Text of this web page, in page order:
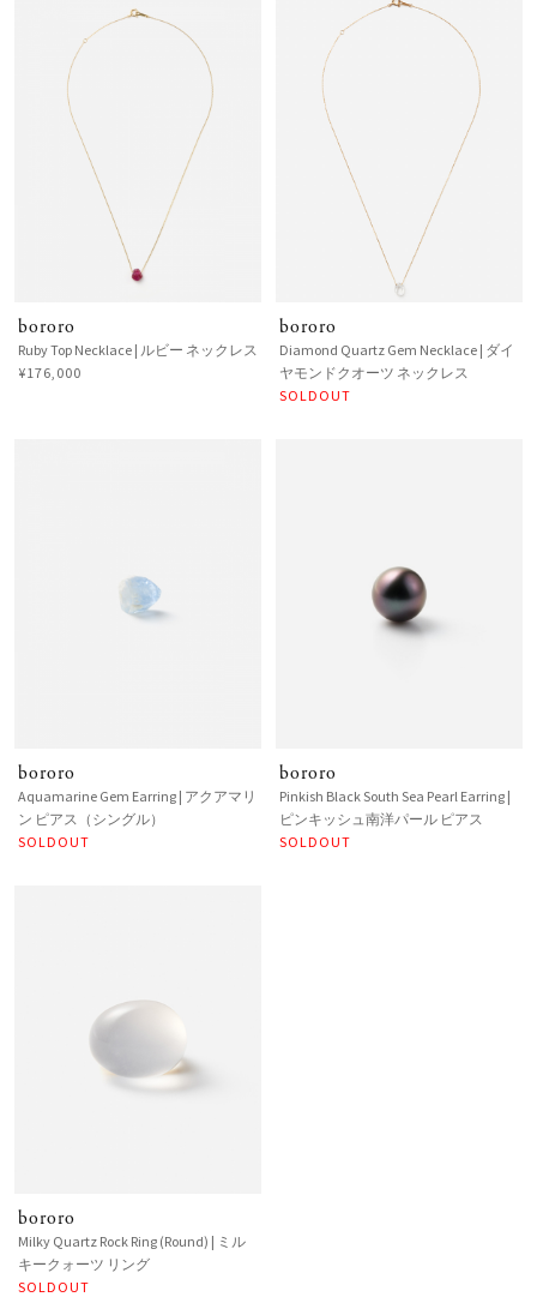
bororo
Ruby Top Necklace | ルビー ネックレス
¥176,000
bororo
Diamond Quartz Gem Necklace | ダイ
ヤモンドクオーツ ネックレス
SOLDOUT
bororo
Aquamarine Gem Earring | アクアマリ
ン ピアス（シングル）
SOLDOUT
bororo
Pinkish Black South Sea Pearl Earring |
ピンキッシュ南洋パール ピアス
SOLDOUT
bororo
Milky Quartz Rock Ring (Round) | ミル
キークォーツ リング
SOLDOUT